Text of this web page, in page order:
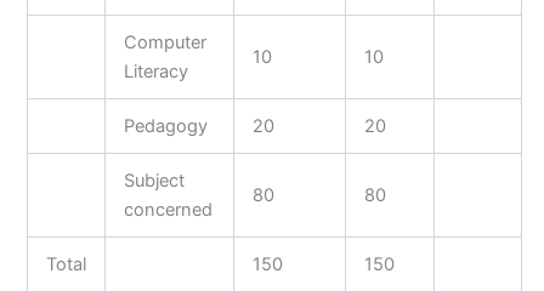
Computer
Literacy
10 10
Pedagogy 20 20
Subject
concerned
80 80
Total 150 150